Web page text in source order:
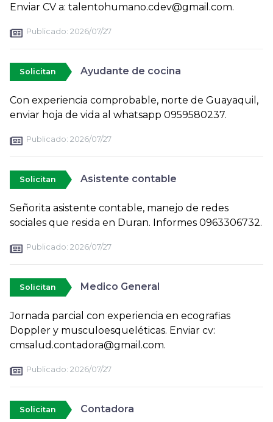
Enviar CV a: talentohumano.cdev@gmail.com.
Publicado: 2026/07/27
Solicitan Ayudante de cocina
Con experiencia comprobable, norte de Guayaquil,
enviar hoja de vida al whatsapp 0959580237.
Publicado: 2026/07/27
Solicitan Asistente contable
Señorita asistente contable, manejo de redes
sociales que resida en Duran. Informes 0963306732.
Publicado: 2026/07/27
Solicitan Medico General
Jornada parcial con experiencia en ecografias
Doppler y musculoesqueléticas. Enviar cv:
cmsalud.contadora@gmail.com.
Publicado: 2026/07/27
Solicitan Contadora